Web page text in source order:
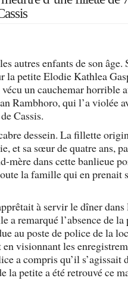
autres enfants de son âge.
la petite Elodie Kathlea
un cauchemar horrible
Rambhoro, qui l’a violée
Cassis.
dessein. La fillette
et sa sœur de quatre ans,
mère dans cette banlieue
la famille qui en prenait
à servir le dîner
a remarqué l’absence de la
au poste de police de la
visionnant les
a compris qu’il s’agissait
la petite a été retrouvé ce